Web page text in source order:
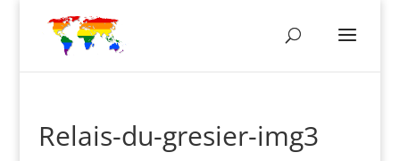
Relais-du-gresier-img3